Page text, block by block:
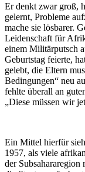
Er denkt zwar groß,
gelernt, Probleme
mache sie lösbarer.
Leidenschaft für
einem Militärputsch
Geburtstag feierte,
gelebt, die Eltern
Bedingungen“ neu
fehlte überall an
„Diese müssen wir
Ein Mittel hierfür
1957, als viele
der